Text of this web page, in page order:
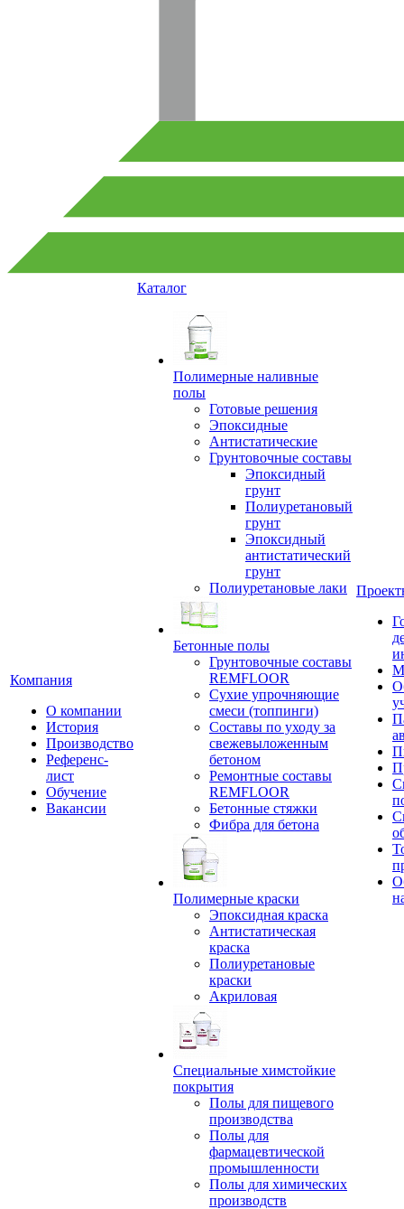
Компания
О компании
История
Производство
Референс-
лист
Обучение
Вакансии
Каталог
Полимерные наливные
полы
Готовые решения
Эпоксидные
Антистатические
Грунтовочные составы
Эпоксидный
грунт
Полиуретановый
грунт
Эпоксидный
антистатический
грунт
Полиуретановые лаки
Бетонные полы
Грунтовочные составы
REMFLOOR
Сухие упрочняющие
смеси (топпинги)
Составы по уходу за
свежевыложенным
бетоном
Ремонтные составы
REMFLOOR
Бетонные стяжки
Фибра для бетона
Полимерные краски
Эпоксидная краска
Антистатическая
краска
Полиуретановые
краски
Акриловая
Специальные химстойкие
покрытия
Полы для пищевого
производства
Полы для
фармацевтической
промышленности
Полы для химических
производств